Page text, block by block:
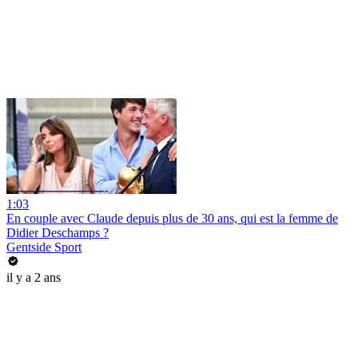
1:03
En couple avec Claude depuis plus de 30 ans, qui est la femme de
Didier Deschamps ?
Gentside Sport
il y a 2 ans